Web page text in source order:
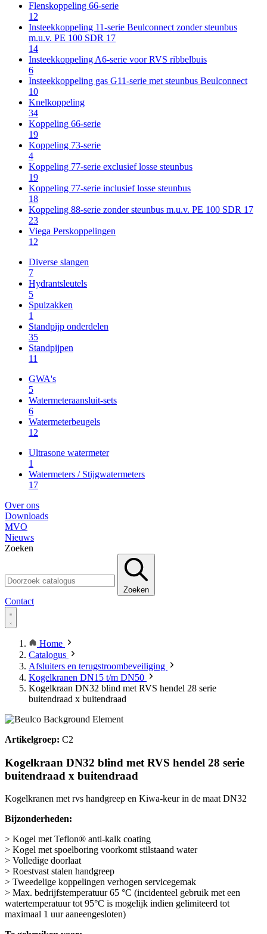
Flenskoppeling 66-serie
12
Insteekkoppeling 11-serie Beulconnect zonder steunbus
m.u.v. PE 100 SDR 17
14
Insteekkoppeling A6-serie voor RVS ribbelbuis
6
Insteekkoppeling gas G11-serie met steunbus Beulconnect
10
Knelkoppeling
34
Koppeling 66-serie
19
Koppeling 73-serie
4
Koppeling 77-serie exclusief losse steunbus
19
Koppeling 77-serie inclusief losse steunbus
18
Koppeling 88-serie zonder steunbus m.u.v. PE 100 SDR 17
23
Viega Perskoppelingen
12
Diverse slangen
7
Hydrantsleutels
5
Spuizakken
1
Standpijp onderdelen
35
Standpijpen
11
GWA's
5
Watermeteraansluit-sets
6
Watermeterbeugels
12
Ultrasone watermeter
1
Watermeters / Stijgwatermeters
17
Over ons
Downloads
MVO
Nieuws
Zoeken
Zoeken
Contact
Home
Catalogus
Afsluiters en terugstroombeveiliging
Kogelkranen DN15 t/m DN50
Kogelkraan DN32 blind met RVS hendel 28 serie
buitendraad x buitendraad
Artikelgroep: C2
Kogelkraan DN32 blind met RVS hendel 28 serie
buitendraad x buitendraad
Kogelkranen met rvs handgreep en Kiwa-keur in de maat DN32
Bijzonderheden:
> Kogel met Teflon® anti-kalk coating
> Kogel met spoelboring voorkomt stilstaand water
> Volledige doorlaat
> Roestvast stalen handgreep
> Tweedelige koppelingen verhogen servicegemak
> Max. bedrijfstemperatuur 65 °C (incidenteel gebruik met een
watertemperatuur tot 95°C is mogelijk indien gelimiteerd tot
maximaal 1 uur aaneengesloten)